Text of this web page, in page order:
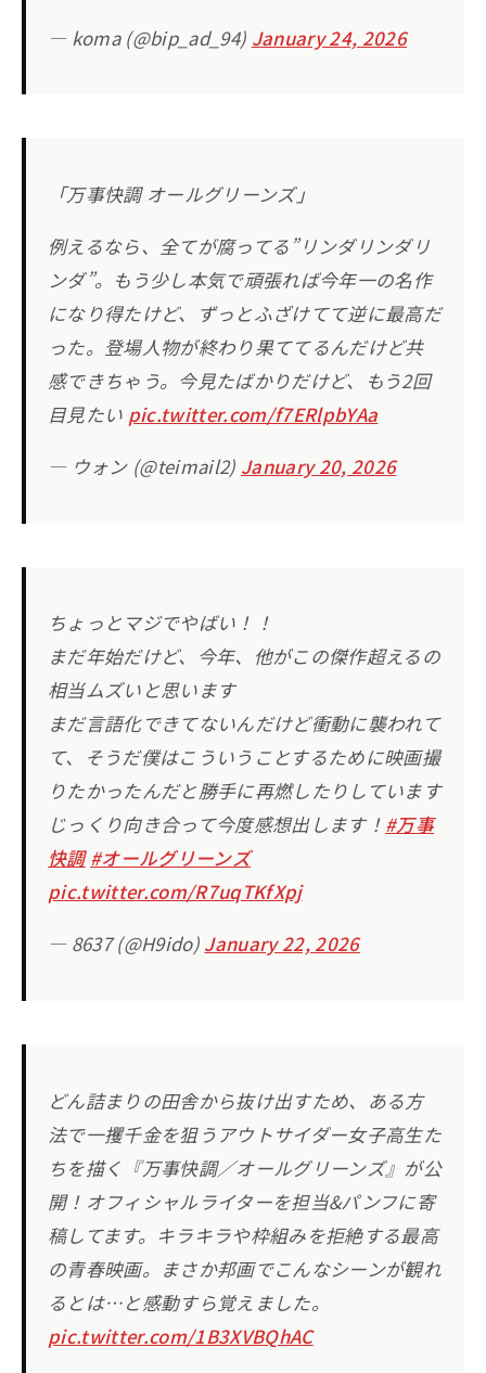
— koma (@bip_ad_94) January 24, 2026
「万事快調 オールグリーンズ」
例えるなら、全てが腐ってる”リンダリンダリ
ンダ”。もう少し本気で頑張れば今年一の名作
になり得たけど、ずっとふざけてて逆に最高だ
った。登場人物が終わり果ててるんだけど共
感できちゃう。今見たばかりだけど、もう2回
目見たい pic.twitter.com/f7ERlpbYAa
— ウォン (@teimail2) January 20, 2026
ちょっとマジでやばい！！
まだ年始だけど、今年、他がこの傑作超えるの
相当ムズいと思います
まだ言語化できてないんだけど衝動に襲われて
て、そうだ僕はこういうことするために映画撮
りたかったんだと勝手に再燃したりしています
じっくり向き合って今度感想出します！ #万事
快調 #オールグリーンズ
pic.twitter.com/R7uqTKfXpj
— 8637 (@H9ido) January 22, 2026
どん詰まりの田舎から抜け出すため、ある方
法で一攫千金を狙うアウトサイダー女子高生た
ちを描く『万事快調／オールグリーンズ』が公
開！オフィシャルライターを担当&パンフに寄
稿してます。キラキラや枠組みを拒絶する最高
の青春映画。まさか邦画でこんなシーンが観れ
るとは…と感動すら覚えました。
pic.twitter.com/1B3XVBQhAC